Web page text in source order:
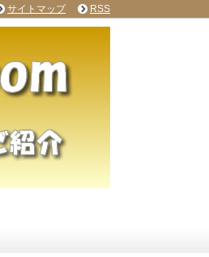
サイトマップ RSS